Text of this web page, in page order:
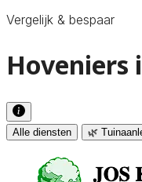
Vergelijk & bespaar
Hoveniers
Alle diensten 🌿